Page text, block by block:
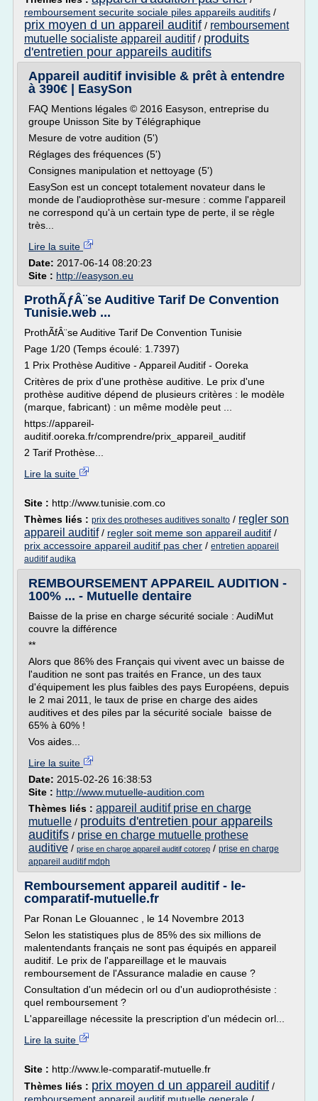
remboursement securite sociale piles appareils auditifs /
prix moyen d un appareil auditif / remboursement
mutuelle socialiste appareil auditif/ produits
d'entretien pour appareils auditifs
Appareil auditif invisible & prêt à entendre
à 390€ | EasySon
FAQ Mentions légales © 2016 Easyson, entreprise du
groupe Unisson Site by Télégraphique
Mesure de votre audition (5')
Réglages des fréquences (5')
Consignes manipulation et nettoyage (5')
EasySon est un concept totalement novateur dans le
monde de l'audioprothèse sur-mesure : comme l'appareil
ne correspond qu'à un certain type de perte, il se règle
très...
Lire la suite
Date: 2017-06-14 08:20:23
Site : http://easyson.eu
ProthÃƒÂ¨se Auditive Tarif De Convention
Tunisie.web ...
ProthÃfÂ¨se Auditive Tarif De Convention Tunisie
Page 1/20 (Temps écoulé: 1.7397)
1 Prix Prothèse Auditive - Appareil Auditif - Ooreka
Critères de prix d'une prothèse auditive. Le prix d'une
prothèse auditive dépend de plusieurs critères : le modèle
(marque, fabricant) : un même modèle peut ...
https://appareil-
auditif.ooreka.fr/comprendre/prix_appareil_auditif
2 Tarif Prothèse...
Lire la suite
Site : http://www.tunisie.com.co
Thèmes liés : prix des protheses auditives sonalto / regler son
appareil auditif/ regler soit meme son appareil auditif /
prix accessoire appareil auditif pas cher / entretien appareil
auditif audika
REMBOURSEMENT APPAREIL AUDITION -
100% ... - Mutuelle dentaire
Baisse de la prise en charge sécurité sociale : AudiMut
couvre la différence
**
Alors que 86% des Français qui vivent avec un baisse de
l'audition ne sont pas traités en France, un des taux
d'équipement les plus faibles des pays Européens, depuis
le 2 mai 2011, le taux de prise en charge des aides
auditives et des piles par la sécurité sociale baisse de
65% à 60% !
Vos aides...
Lire la suite
Date: 2015-02-26 16:38:53
Site : http://www.mutuelle-audition.com
Thèmes liés : appareil auditif prise en charge
mutuelle / produits d'entretien pour appareils
auditifs / prise en charge mutuelle prothese
auditive / prise en charge appareil auditif cotorep / prise en charge
appareil auditif mdph
Remboursement appareil auditif - le-
comparatif-mutuelle.fr
Par Ronan Le Glouannec , le 14 Novembre 2013
Selon les statistiques plus de 85% des six millions de
malentendants français ne sont pas équipés en appareil
auditif. Le prix de l'appareillage et le mauvais
remboursement de l'Assurance maladie en cause ?
Consultation d'un médecin orl ou d'un audioprothésiste :
quel remboursement ?
L'appareillage nécessite la prescription d'un médecin orl...
Lire la suite
Site : http://www.le-comparatif-mutuelle.fr
Thèmes liés : prix moyen d un appareil auditif /